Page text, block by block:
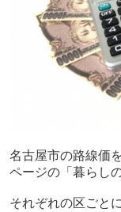
名古屋市の路線価
ページの「暮らし
それぞれの区ごと